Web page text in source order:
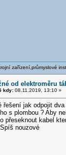
zařízení,průmyslové
od elektroměru
kdy:08.11.2019, 13:10 »
řešení jak odpojit
s plombou ? Aby
přeseknout kabel
nouzové